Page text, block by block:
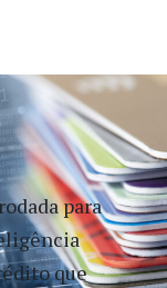
para
que